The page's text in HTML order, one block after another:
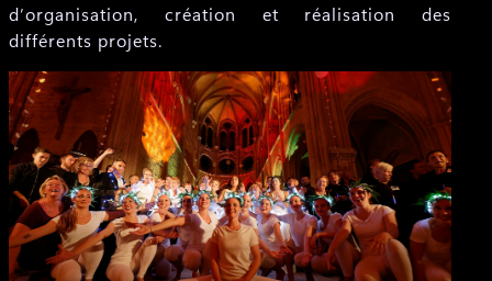
d’organisation, création et réalisation des
différents projets.